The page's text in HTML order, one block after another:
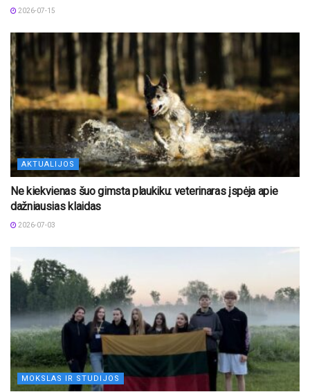
2026-07-15
AKTUALIJOS
Ne kiekvienas šuo gimsta plaukiku: veterinaras įspėja apie
dažniausias klaidas
2026-07-03
MOKSLAS IR STUDIJOS